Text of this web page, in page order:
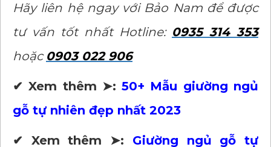
Hãy liên hệ ngay với Bảo Nam để được
tư vấn tốt nhất Hotline: 0935 314 353
hoặc 0903 022 906
✔ Xem thêm ➤:50+ Mẫu giường ngủ
gỗ tự nhiên đẹp nhất 2023
✔ Xem thêm ➤: Giường ngủ gỗ tự